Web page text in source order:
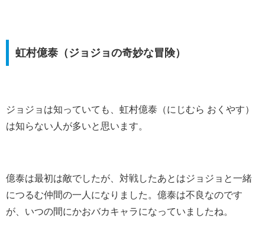
虹村億泰（ジョジョの奇妙な冒険）
ジョジョは知っていても、虹村億泰（にじむら おくやす）
は知らない人が多いと思います。
億泰は最初は敵でしたが、対戦したあとはジョジョと一緒
につるむ仲間の一人になりました。億泰は不良なのです
が、いつの間にかおバカキャラになっていましたね。